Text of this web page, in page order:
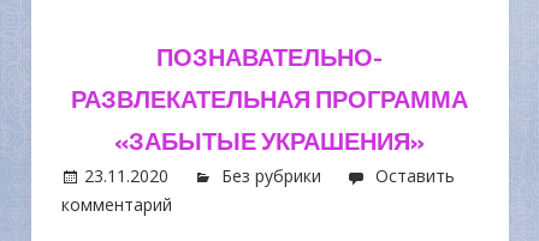
ПОЗНАВАТЕЛЬНО-
РАЗВЛЕКАТЕЛЬНАЯ ПРОГРАММА
«ЗАБЫТЫЕ УКРАШЕНИЯ»
23.11.2020 Без рубрики
Оставить
комментарий